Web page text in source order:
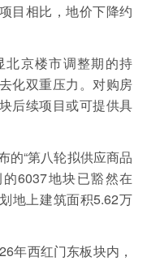
目相比，地价下降约
北京楼市调整期的持
化双重压力。对购房
后续项目或可提供具
的“第八轮拟供应商品
6037地块已豁然在
地上建筑面积5.62万
年西红门东板块内，